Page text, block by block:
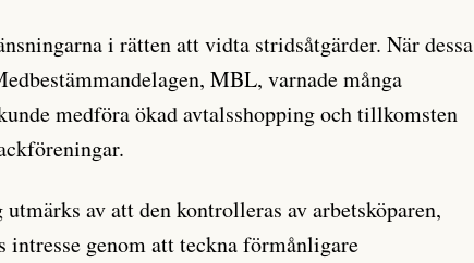
i rätten att vidta stridsåtgärder. När dessa
MBL, varnade många
medföra ökad avtalsshopping och tillkomsten
av att den kontrolleras av arbetsköparen,
intresse genom att teckna förmånligare